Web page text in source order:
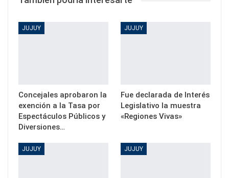
JUJUY
Concejales aprobaron la
exención a la Tasa por
Espectáculos Públicos y
Diversiones…
JUJUY
Fue declarada de Interés
Legislativo la muestra
«Regiones Vivas»
JUJUY JUJUY